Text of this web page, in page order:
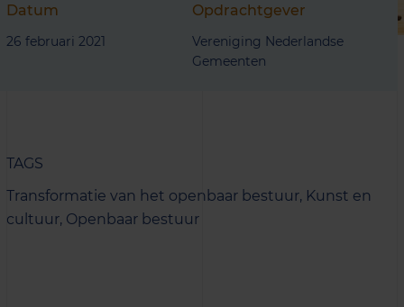
Datum
26 februari 2021
Opdrachtgever
Vereniging Nederlandse
Gemeenten
TAGS
Transformatie van het openbaar bestuur, Kunst en
cultuur, Openbaar bestuur